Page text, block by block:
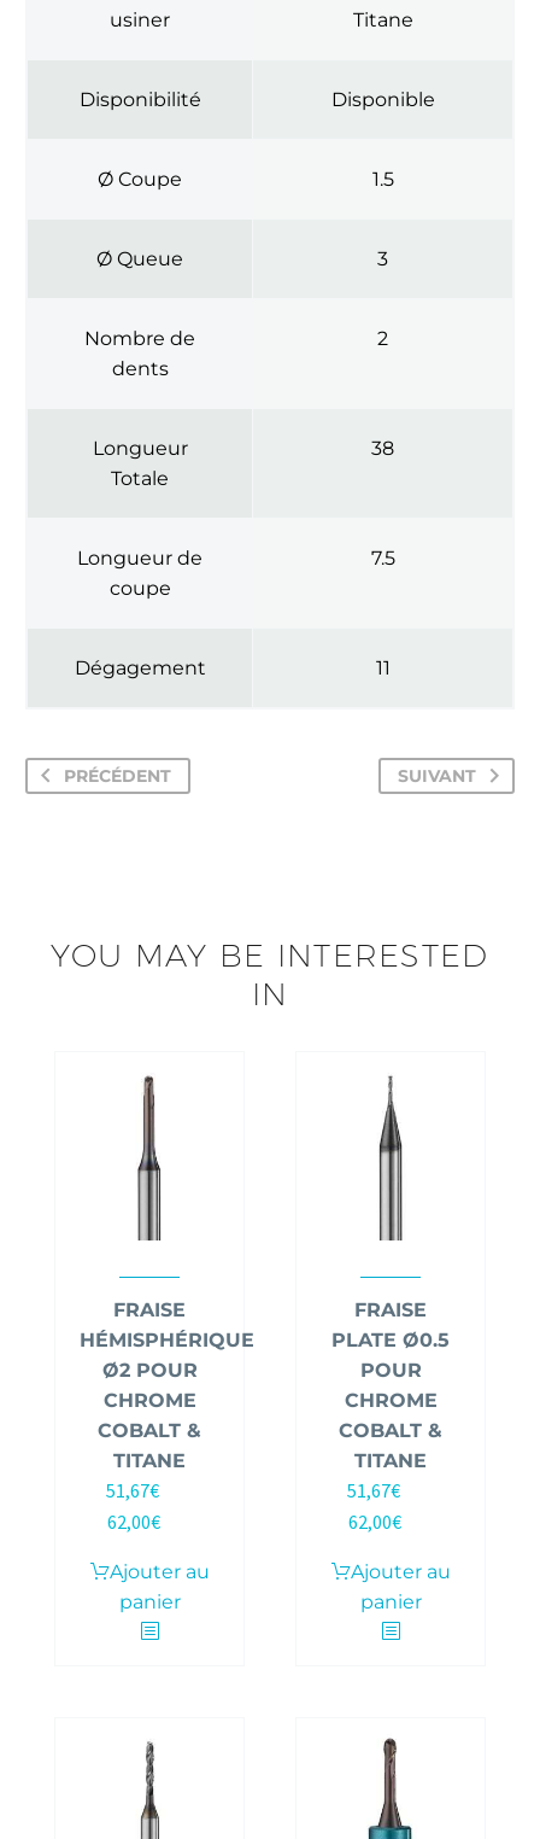
usiner
Titane
Disponibilité Disponible
Ø Coupe 1.5
Ø Queue 3
Nombre de
dents
2
Longueur
Totale
38
Longueur de
coupe
7.5
Dégagement 11
PRÉCÉDENT SUIVANT
YOU MAY BE INTERESTED
IN
FRAISE
HÉMISPHÉRIQUE
Ø2 POUR
CHROME
COBALT &
TITANE
51,67€
62,00€
Ajouter au
panier
FRAISE
PLATE Ø0.5
POUR
CHROME
COBALT &
TITANE
51,67€
62,00€
Ajouter au
panier